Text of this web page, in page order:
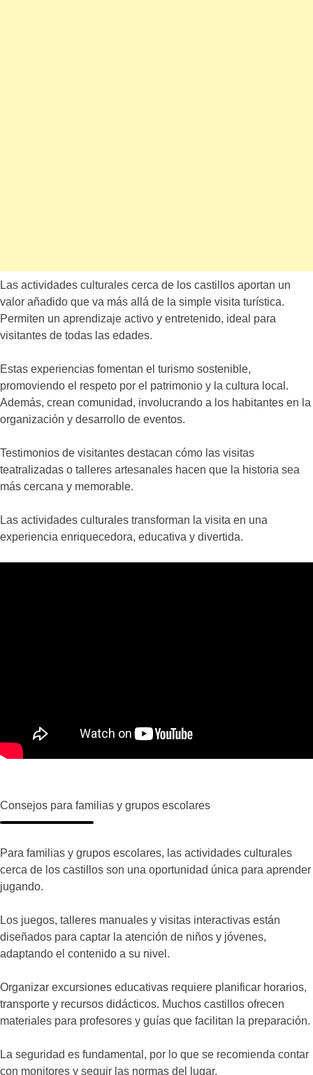
Las actividades culturales cerca de los castillos aportan un
valor añadido que va más allá de la simple visita turística.
Permiten un aprendizaje activo y entretenido, ideal para
visitantes de todas las edades.
Estas experiencias fomentan el turismo sostenible,
promoviendo el respeto por el patrimonio y la cultura local.
Además, crean comunidad, involucrando a los habitantes en la
organización y desarrollo de eventos.
Testimonios de visitantes destacan cómo las visitas
teatralizadas o talleres artesanales hacen que la historia sea
más cercana y memorable.
Las actividades culturales transforman la visita en una
experiencia enriquecedora, educativa y divertida.
Consejos para familias y grupos escolares
Para familias y grupos escolares, las actividades culturales
cerca de los castillos son una oportunidad única para aprender
jugando.
Los juegos, talleres manuales y visitas interactivas están
diseñados para captar la atención de niños y jóvenes,
adaptando el contenido a su nivel.
Organizar excursiones educativas requiere planificar horarios,
transporte y recursos didácticos. Muchos castillos ofrecen
materiales para profesores y guías que facilitan la preparación.
La seguridad es fundamental, por lo que se recomienda contar
con monitores y seguir las normas del lugar.